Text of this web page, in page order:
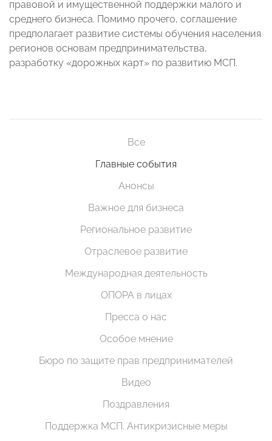
правовой и имущественной поддержки малого и
среднего бизнеса. Помимо прочего, соглашение
предполагает развитие системы обучения населения
регионов основам предпринимательства,
разработку «дорожных карт» по развитию МСП.
Все
Главные события
Анонсы
Важное для бизнеса
Региональное развитие
Отраслевое развитие
Международная деятельность
ОПОРА в лицах
Пресса о нас
Особое мнение
Бюро по защите прав предпринимателей
Видео
Поздравления
Поддержка МСП. Антикризисные меры